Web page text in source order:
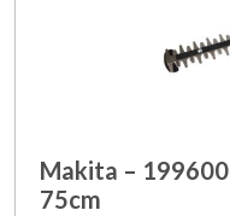
Makita –
75cm